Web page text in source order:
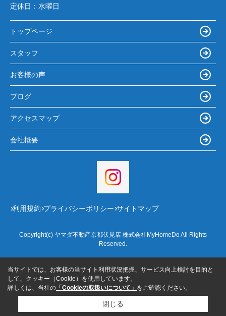
定休日： 水曜日
トップページ
スタッフ
お客様の声
ブログ
アクセスマップ
会社概要
利用規約 プライバシーポリシー サイトマップ
Copyright(c) ヤマダ不動産京都伏見店 株式会社MyHomeDo All Rights
Reserved.
当サイトでは、お客様の当サイト利用状況把握、サービス向上検討を目的と
して、クッキー（Cookie）を使用しています。
詳しくは、当社の 「Cookieの取扱いについて」 をご確認ください。
閉じる